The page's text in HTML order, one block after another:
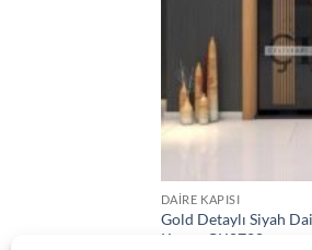
DAIRE KAPISI
Gold Detaylı Siyah
Kapısı ÇK0728